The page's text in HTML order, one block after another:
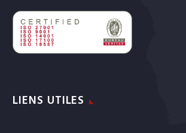
LIENS UTILES